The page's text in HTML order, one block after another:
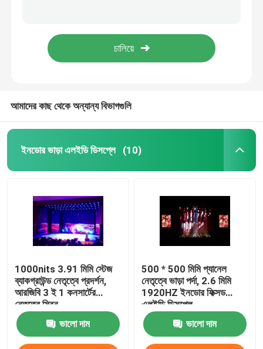
ছোট পিচ এলইডি ডিসপ্লে
স্বচ্ছ নেতৃত্ব প্রদর্শন
এলইডি পোস্টার প্রদর্শন
মোবাইল ট্রাক এলইডি ডিসপ্লে
ক্রিয়েটিভ LED ডিসপ্লে
আমাদের কাছ থেকে অন্যান্য বিভাগগুলি
ইনডোর ভাড়া এলইডি ডিসপ্লে (10)
1000nits 3.91 মিমি স্টেজ
ব্যাকগ্রাউন্ড নেতৃত্বে প্রদর্শন,
আরজিবি 3 ই 1 কনসার্টের
নেতৃত্বে স্ক্রিন
ভালো দাম
500 * 500 মিমি প্যানেল
নেতৃত্বে ভাড়া পর্দা, 2.6 মিমি
1920HZ ইনডোর ফিক্সড
এলইডি ডিসপ্লে
ভালো দাম